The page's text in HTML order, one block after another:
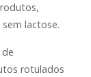
lactose.
rotulados